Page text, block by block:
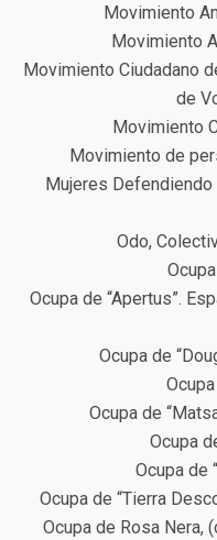
Movimiento
Movimiento
Movimiento Ciudadano
de
Movimiento
Movimiento de
Μujeres Defendiendo
Odo,
Ocupa de “Apertus”.
Ocupa de
Ocupa de
Ocupa
Ocupa de
Ocupa de “Tierra
Ocupa de Rosa Nera,